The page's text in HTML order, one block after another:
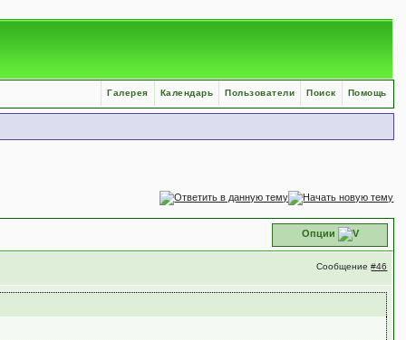
Помощь
Поиск
Пользователи
Календарь
Галерея
Опции
Сообщение#46